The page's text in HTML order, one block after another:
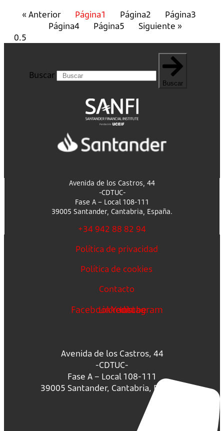
« Anterior Página1 Página2 Página3
Página4 Página5 Siguiente »
Buscar
Buscar
Avenida de los Castros, 44
-CDTUC-
Fase A – Local 108-111
39005 Santander, Cantabria, España.
+34 942 88 82 94
Política de privacidad
Política de cookies
Contacto
FacebookLinkedin
Youtube
Instagram
Avenida de los Castros, 44
-CDTUC-
Fase A – Local 108-111
39005 Santander, Cantabria, España.